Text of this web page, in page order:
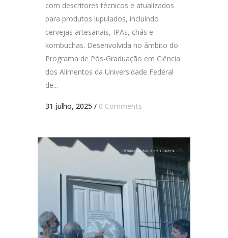
com descritores técnicos e atualizados
para produtos lupulados, incluindo
cervejas artesanais, IPAs, chás e
kombuchas. Desenvolvida no âmbito do
Programa de Pós-Graduação em Ciência
dos Alimentos da Universidade Federal
de...
31 julho, 2025 / 0 Comments